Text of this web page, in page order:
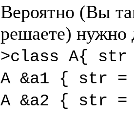
Вероятно (Вы
>class A{
A &a1 { str
A &a2 { str